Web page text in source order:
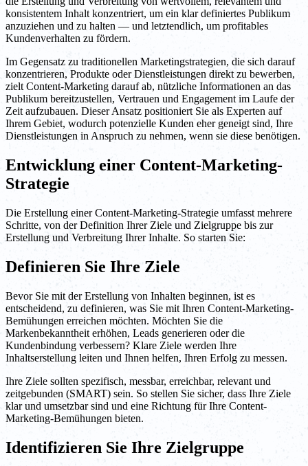
konsistentem Inhalt konzentriert, um ein klar definiertes Publikum
anzuziehen und zu halten — und letztendlich, um profitables
Kundenverhalten zu fördern.
Im Gegensatz zu traditionellen Marketingstrategien, die sich darauf
konzentrieren, Produkte oder Dienstleistungen direkt zu bewerben,
zielt Content-Marketing darauf ab, nützliche Informationen an das
Publikum bereitzustellen, Vertrauen und Engagement im Laufe der
Zeit aufzubauen. Dieser Ansatz positioniert Sie als Experten auf
Ihrem Gebiet, wodurch potenzielle Kunden eher geneigt sind, Ihre
Dienstleistungen in Anspruch zu nehmen, wenn sie diese benötigen.
Entwicklung einer Content-Marketing-
Strategie
Die Erstellung einer Content-Marketing-Strategie umfasst mehrere
Schritte, von der Definition Ihrer Ziele und Zielgruppe bis zur
Erstellung und Verbreitung Ihrer Inhalte. So starten Sie:
Definieren Sie Ihre Ziele
Bevor Sie mit der Erstellung von Inhalten beginnen, ist es
entscheidend, zu definieren, was Sie mit Ihren Content-Marketing-
Bemühungen erreichen möchten. Möchten Sie die
Markenbekanntheit erhöhen, Leads generieren oder die
Kundenbindung verbessern? Klare Ziele werden Ihre
Inhaltserstellung leiten und Ihnen helfen, Ihren Erfolg zu messen.
Ihre Ziele sollten spezifisch, messbar, erreichbar, relevant und
zeitgebunden (SMART) sein. So stellen Sie sicher, dass Ihre Ziele
klar und umsetzbar sind und eine Richtung für Ihre Content-
Marketing-Bemühungen bieten.
Identifizieren Sie Ihre Zielgruppe